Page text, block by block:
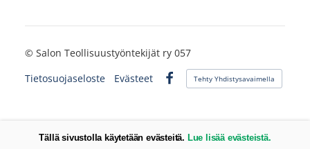
© Salon Teollisuustyöntekijät ry 057
Tietosuojaseloste
Evästeet
Facebook
Tehty Yhdistysavaimella
Tällä sivustolla käytetään evästeitä. Lue lisää evästeistä.